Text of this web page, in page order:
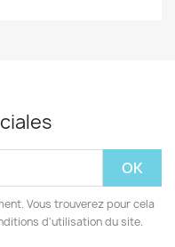
Vous trouverez pour cela
d'utilisation du site.